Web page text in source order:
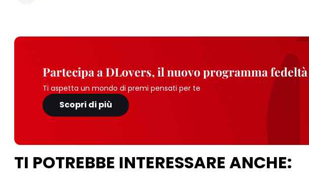
Partecipa a DLovers, il nuovo programma fedeltà
Ti aspetta un mondo di premi pensati per te
Scopri di più
TI POTREBBE INTERESSARE ANCHE: